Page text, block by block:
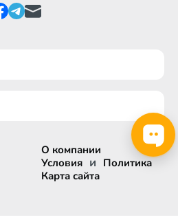
О компании
Условия и Политика
Карта сайта